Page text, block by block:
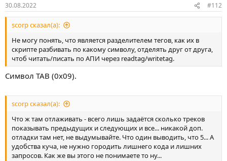
30.08.2022 #112
scorp сказал(а):
Не могу понять, что является разделителем тегов, как их в
скрипте разбивать по какому символу, отделять друг от друга,
чтоб читать/писать по АПИ через readtag/writetag.
Символ TAB (0x09).
scorp сказал(а):
Что ж там отлаживать - всего лишь задаётся сколько треков
показывать предыдущих и следующих и все... никакой доп.
отладки там нет, не выдумывайте. Что один выводить, что 5... А
удобства куча, не нужно городить лишнего кода и лишних
запросов. Как же вы этого не понимаете то ну...